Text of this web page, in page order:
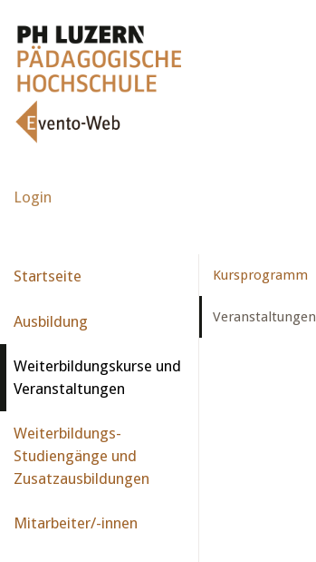
Login
Startseite
Ausbildung
Weiterbildungskurse und
Veranstaltungen
Weiterbildungs-
Studiengänge und
Zusatzausbildungen
Mitarbeiter/-innen
Kursprogramm
Veranstaltungen